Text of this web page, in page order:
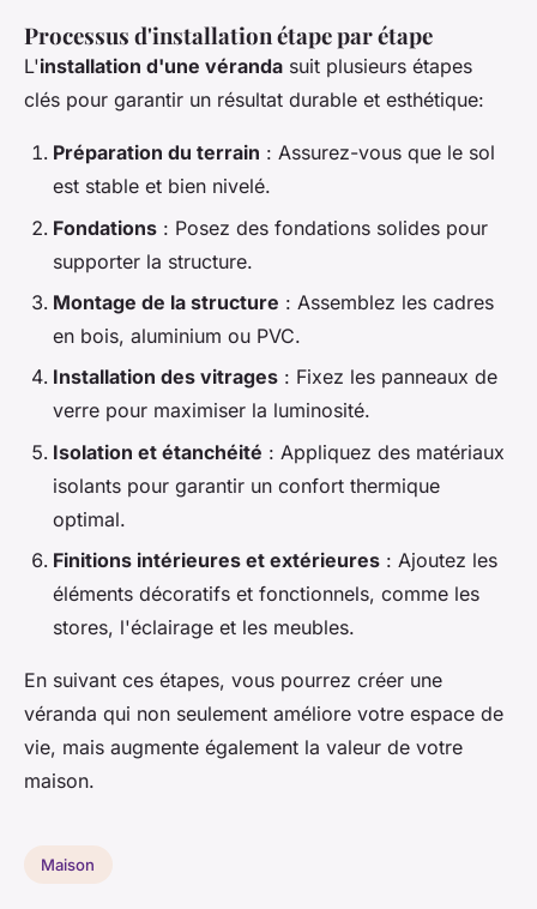
Processus d'installation étape par étape
L'installation d'une véranda suit plusieurs étapes
clés pour garantir un résultat durable et esthétique:
Préparation du terrain : Assurez-vous que le sol
est stable et bien nivelé.
Fondations : Posez des fondations solides pour
supporter la structure.
Montage de la structure : Assemblez les cadres
en bois, aluminium ou PVC.
Installation des vitrages : Fixez les panneaux de
verre pour maximiser la luminosité.
Isolation et étanchéité : Appliquez des matériaux
isolants pour garantir un confort thermique
optimal.
Finitions intérieures et extérieures : Ajoutez les
éléments décoratifs et fonctionnels, comme les
stores, l'éclairage et les meubles.
En suivant ces étapes, vous pourrez créer une
véranda qui non seulement améliore votre espace de
vie, mais augmente également la valeur de votre
maison.
Maison